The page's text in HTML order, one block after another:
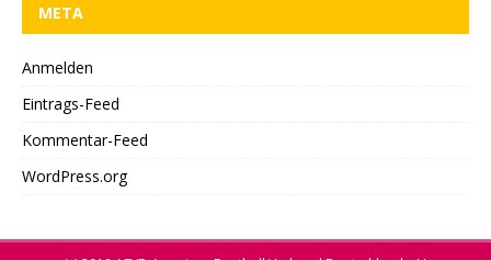
META
Anmelden
Eintrags-Feed
Kommentar-Feed
WordPress.org